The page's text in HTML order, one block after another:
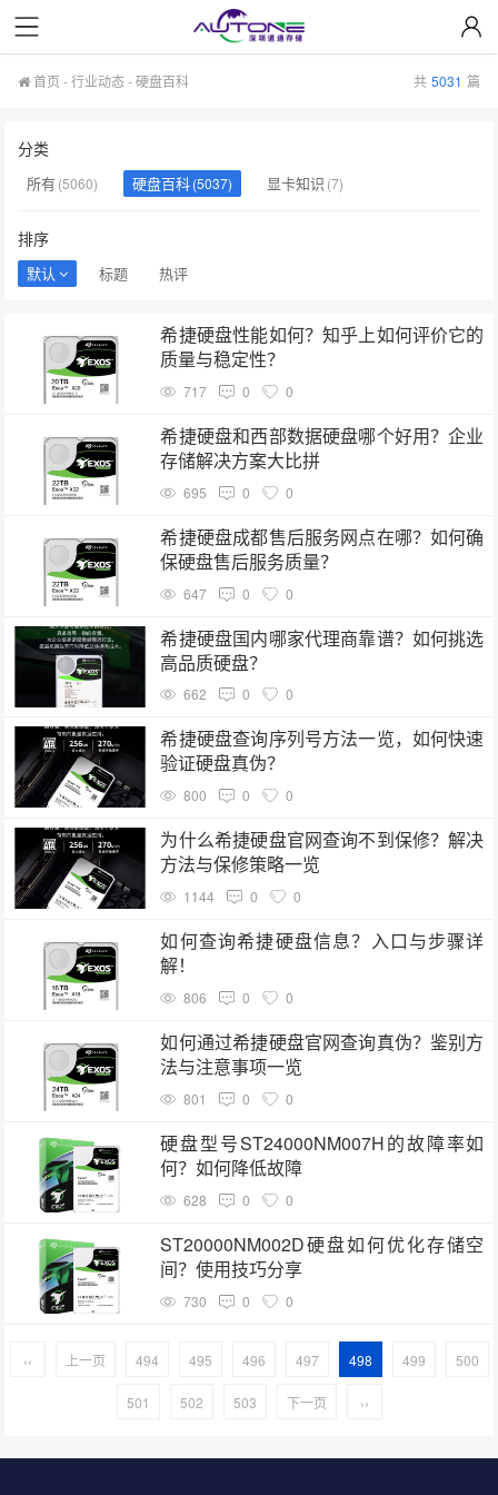
首页 -行业动态-硬盘百科 共 5031 篇
分类
所有(5060) 硬盘百科(5037) 显卡知识 (7)
排序
默认 标题 热评
希捷硬盘性能如何？知乎上如何评价它的
质量与稳定性？
717 0 0
希捷硬盘和西部数据硬盘哪个好用？企业
存储解决方案大比拼
695 0 0
希捷硬盘成都售后服务网点在哪？如何确
保硬盘售后服务质量？
647 0 0
希捷硬盘国内哪家代理商靠谱？如何挑选
高品质硬盘？
662 0 0
希捷硬盘查询序列号方法一览，如何快速
验证硬盘真伪？
800 0 0
为什么希捷硬盘官网查询不到保修？解决
方法与保修策略一览
1144 0 0
如何查询希捷硬盘信息？入口与步骤详
解！
806 0 0
如何通过希捷硬盘官网查询真伪？鉴别方
法与注意事项一览
801 0 0
硬盘型号ST24000NM007H的故障率如
何？如何降低故障
628 0 0
ST20000NM002D硬盘如何优化存储空
间？使用技巧分享
730 0 0
‹‹ 上一页 494 495 496 497 498 499 500
501 502 503 下一页 ››